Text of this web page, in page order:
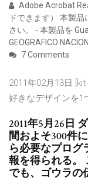
Adobe Acrobat
ドできます） 本製
さい。 - 本製品を
GEOGRAFICO
7 Comments
2011年02月13日
好きなデザインを1
2011年5月26日
間およそ300件
ら必要なプログ
報を得られる。
でも、ゴウラの